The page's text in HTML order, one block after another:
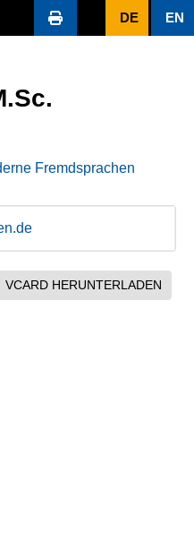
DE EN
Fremdsprachen
VCARD HERUNTERLADEN